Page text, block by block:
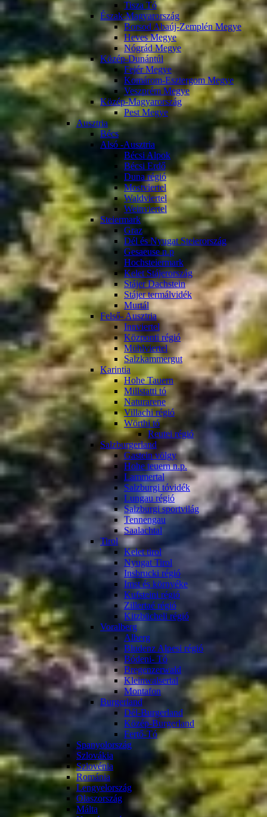
Tisza Tó
Észak-Magyarország
Borsod Abaúj-Zemplén Megye
Heves Megye
Nógrád Megye
Közép-Dunántúl
Fejér Megye
Komárom-Esztergom Megye
Veszprém Megye
Közép-Magyarország
Pest Megye
Ausztria
Bécs
Alsó -Ausztria
Bécsi Alpok
Bécsi Erdő
Duna régió
Mostviertel
Waldviertel
Weinviertel
Steiermark
Graz
Dél és Nyugat Steierország
Gesaeuse n.p
Hochsteiermark
Kelet Stájerország
Stájer Dachstein
Stájer termálvidék
Murtál
Felső- Ausztria
Innviertel
Központi régió
Mühlviertel
Salzkammergut
Karintia
Hohe Tauern
Millstatti tó
Naturarene
Villachi régió
Wörthi tó
Reutei régió
Salzburgerland
Gastein völgy
Hohe teuern n.p.
Lammertal
Salzburgi tóvidék
Lungau régió
Salzburgi sportvilág
Tennengau
Saalachtal
Tirol
Kelet tirol
Nyugat Tirol
Insbrucki régió
Imst és környéke
Kufsteini régió
Zillertaé régió
Kitzbücheli régió
Voralberg
Alberg
Bludenz Alpesi régió
Bódeni- Tó
Bregenzerwald
Kleinwalsertal
Montafon
Burgerland
Dél-Burgerland
Közép-Burgerland
Fertő-Tó
Spanyolország
Szlovákia
Szlovénia
Románia
Lengyelország
Olaszország
Málta